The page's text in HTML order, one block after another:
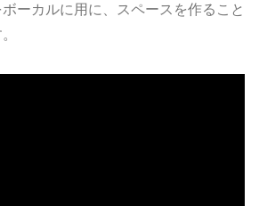
ーカルに用に、スペースを作ること